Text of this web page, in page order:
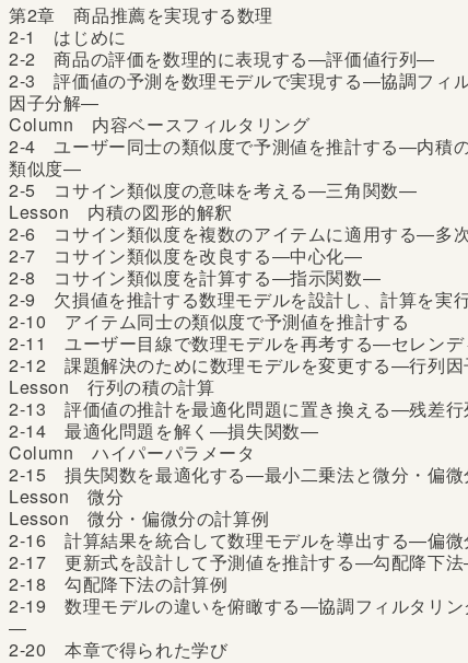
第2章 商品推薦を実現する数理
2-1 はじめに
2-2 商品の評価を数理的に表現する―評価値行列―
2-3 評価値の予測を数理モデルで実現する―協調フィ
因子分解―
Column 内容ベースフィルタリング
2-4 ユーザー同士の類似度で予測値を推計する―内積
類似度―
2-5 コサイン類似度の意味を考える―三角関数―
Lesson 内積の図形的解釈
2-6 コサイン類似度を複数のアイテムに適用する―多
2-7 コサイン類似度を改良する―中心化―
2-8 コサイン類似度を計算する―指示関数―
2-9 欠損値を推計する数理モデルを設計し、計算を実
2-10 アイテム同士の類似度で予測値を推計する
2-11 ユーザー目線で数理モデルを再考する―セレン
2-12 課題解決のために数理モデルを変更する―行列
Lesson 行列の積の計算
2-13 評価値の推計を最適化問題に置き換える―残差
2-14 最適化問題を解く―損失関数―
Column ハイパーパラメータ
2-15 損失関数を最適化する―最小二乗法と微分・偏
Lesson 微分
Lesson 微分・偏微分の計算例
2-16 計算結果を統合して数理モデルを導出する―偏
2-17 更新式を設計して予測値を推計する―勾配降下
2-18 勾配降下法の計算例
2-19 数理モデルの違いを俯瞰する―協調フィルタリン
―
2-20 本章で得られた学び